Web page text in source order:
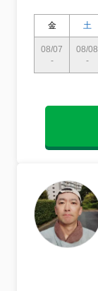
金 土
08/07
-
08/08
-